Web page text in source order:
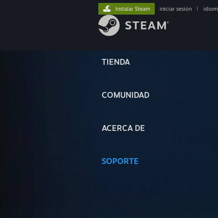
TIENDA
COMUNIDAD
ACERCA DE
SOPORTE
Instalar Steam iniciar sesión